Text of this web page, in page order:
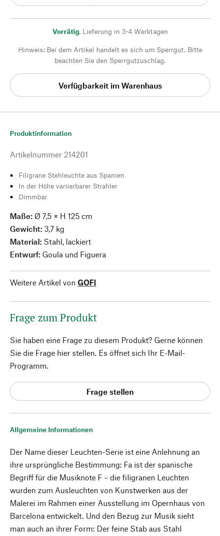
Vorrätig, Lieferung in 3-4 Werktagen
Hinweis: Bei dem Artikel handelt es sich um Sperrgut. Bitte
beachten Sie den Sperrgutzuschlag.
Verfügbarkeit im Warenhaus
Allgemeine Informationen
Der Name dieser Leuchten-Serie ist eine Anlehnung an
ihre ursprüngliche Bestimmung: Fa ist der spanische
Begriff für die Musiknote F – die filigranen Leuchten
wurden zum Ausleuchten von Kunstwerken aus der
Malerei im Rahmen einer Ausstellung im Opernhaus von
Barcelona entwickelt. Und den Bezug zur Musik sieht
man auch an ihrer Form: Der feine Stab aus Stahl
Produktinformation
Artikelnummer 214201
Filigrane Stehleuchte aus Spanien
In der Höhe variierbarer Strahler
Dimmbar
Maße: Ø 7,5 × H 125 cm
Gewicht: 3,7 kg
Material: Stahl, lackiert
Entwurf: Goula und Figuera
Weitere Artikel von GOFI
Frage zum Produkt
Sie haben eine Frage zu diesem Produkt? Gerne können
Sie die Frage hier stellen. Es öffnet sich Ihr E-Mail-
Programm.
Frage stellen